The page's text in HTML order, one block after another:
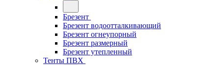
Брезент
Брезент водоотталкивающий
Брезент огнеупорный
Брезент размерный
Брезент утепленный
Тенты ПВХ